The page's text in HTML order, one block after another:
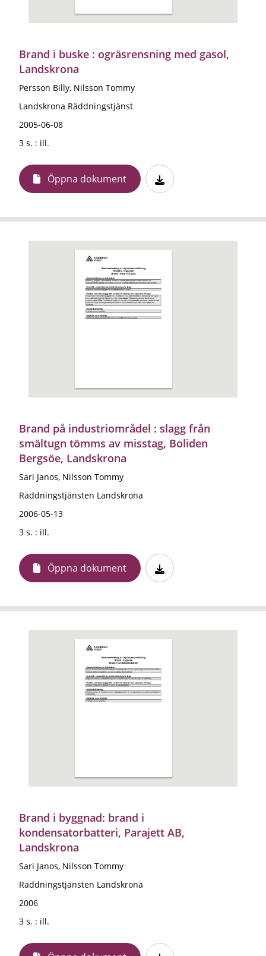
Brand i buske : ogräsrensning med gasol,
Landskrona
Persson Billy, Nilsson Tommy
Landskrona Räddningstjänst
2005-06-08
3 s. : ill.
Öppna dokument
Brand på industriområdel : slagg från
smältugn tömms av misstag, Boliden
Bergsöe, Landskrona
Sari Janos, Nilsson Tommy
Räddningstjänsten Landskrona
2006-05-13
3 s. : ill.
Öppna dokument
Brand i byggnad: brand i
kondensatorbatteri, Parajett AB,
Landskrona
Sari Janos, Nilsson Tommy
Räddningstjänsten Landskrona
2006
3 s. : ill.